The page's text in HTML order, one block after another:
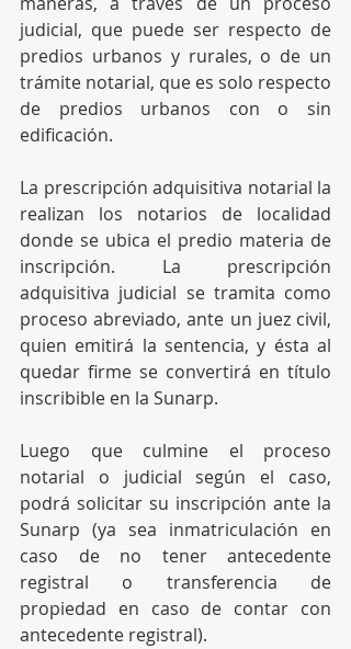
judicial, que puede ser respecto de
predios urbanos y rurales, o de un
trámite notarial, que es solo respecto
de predios urbanos con o sin
edificación.
La prescripción adquisitiva notarial la
realizan los notarios de localidad
donde se ubica el predio materia de
inscripción. La prescripción
adquisitiva judicial se tramita como
proceso abreviado, ante un juez civil,
quien emitirá la sentencia, y ésta al
quedar firme se convertirá en título
inscribible en la Sunarp.
Luego que culmine el proceso
notarial o judicial según el caso,
podrá solicitar su inscripción ante la
Sunarp (ya sea inmatriculación en
caso de no tener antecedente
registral o transferencia de
propiedad en caso de contar con
antecedente registral).